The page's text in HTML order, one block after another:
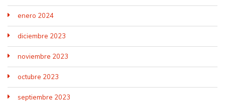
enero 2024
diciembre 2023
noviembre 2023
octubre 2023
septiembre 2023